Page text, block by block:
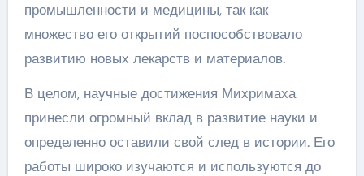
промышленности и медицины, так как
множество его открытий поспособствовало
развитию новых лекарств и материалов.
В целом, научные достижения Михримаха
принесли огромный вклад в развитие науки и
определенно оставили свой след в истории. Его
работы широко изучаются и используются до